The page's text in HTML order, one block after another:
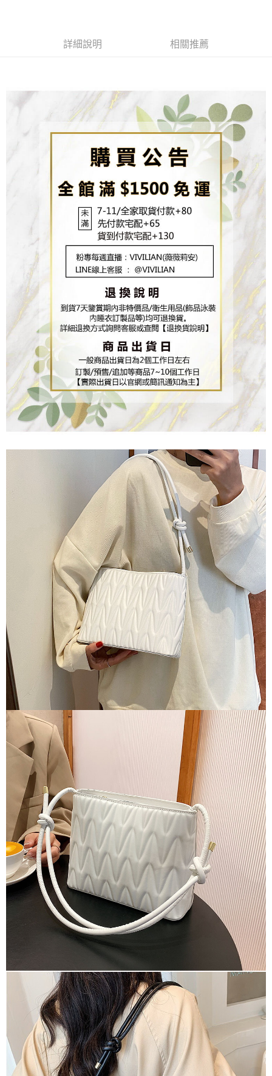
2.透過簡訊連結打開帳單後，可選擇「超商條碼／台灣大直營門市／銀行轉
1.本服務係由「台灣大哥大股份有限公司」（以下簡稱本公司）所提供，讓
用戶於交易時，得透過本服務購買商品或服務，並由商店將買賣／分期付款
買賣價金債權讓與本公司後，依約使用本公司帳單繳交帳款。
2.基於同意付款使用「大哥付你分期」之契約關係目的，商店將以您的個人
資料（包含姓名、電話或地址）提供予台灣大哥大進項蒐集、處理及利用，
由本公司與您本人進行分期帳單所需資料之確認、核對及更正。
3.完整用戶服務條款，請詳閱以下連結：https://oppay.tw/userRule
１．於結帳方式選擇「AFTEE先享後付」後，將跳轉至「AFTEE先享後付」
※ 請注意：結帳手續完成當下不需立刻繳費，但若您需要取消訂單，請聯絡
購買商品的店家。未經商家同意取消之訂單仍視為有效，需透過AFTEE先享
後付繳納相關費用。
※ 交易是否成功請以「AFTEE先享後付 」之結帳頁面顯示為準，若有關於
是否繳費成功／繳費後需取消欲退款等相關疑問，請聯繫「AFTEE先享後付
https://netprotections.freshdesk.com/support/home
【注意事項】
１．透過由恩沛科技股份有限公司提供之「AFTEE先享後付」服務完成之交
易，需依本服務之必要範圍內提供個人資料，並將交易相關給付款項請求債
權轉讓予恩沛科技股份有限公司。
２．關於個人資料處理事宜，請瀏覽以下網址：
https://aftee.tw/terms/#terms3
３．未成年的使用者請事先徵得法定代理人或監護人之同意方可使用
「AFTEE先享後付」，若未經同意申辦者引起之損失，本公司不負相關責
４．使用「AFTEE先享後付」時，將依據個別帳號之用戶狀況，依本公司即
時審查核予不同之上限額度；若仍有額度不足之情形，本公司將視審查結果
請求用戶進行身份認證。
５．嚴禁一人註冊多個帳號或使用他人資訊註冊。若發現惡意使用之情形，
恩沛科技股份有限公司將有權停止該用戶之使用額度並採取法律行動。
每筆NT$80，滿NT$1,500(含以上)免運費
每筆NT$65，滿NT$1,500(含以上)免運費
每筆NT$130，滿NT$1,500(含以上)免運費
查看運費
詳細說明 相關推薦